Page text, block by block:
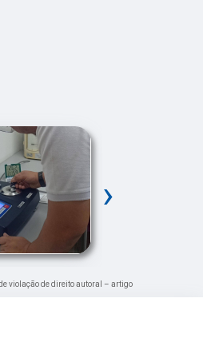
›
violação de direito autoral – artigo